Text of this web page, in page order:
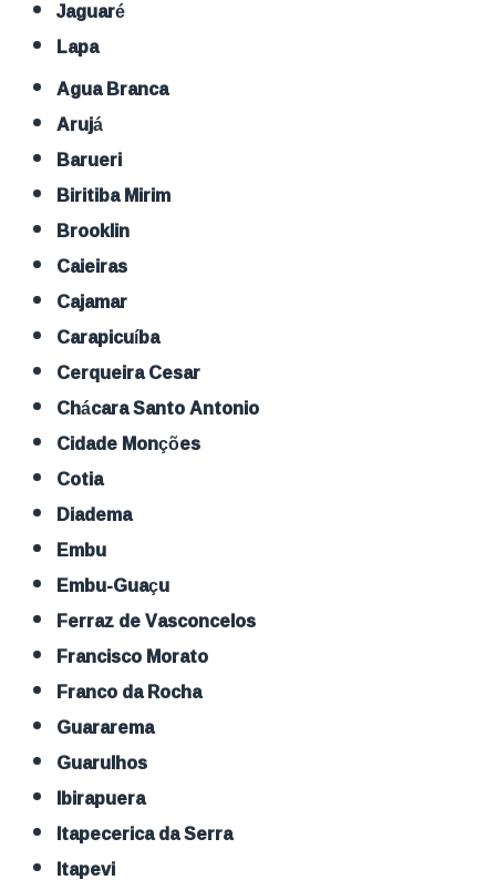
Jaguaré
Lapa
Agua Branca
Arujá
Barueri
Biritiba Mirim
Brooklin
Caieiras
Cajamar
Carapicuíba
Cerqueira Cesar
Chácara Santo Antonio
Cidade Monções
Cotia
Diadema
Embu
Embu-Guaçu
Ferraz de Vasconcelos
Francisco Morato
Franco da Rocha
Guararema
Guarulhos
Ibirapuera
Itapecerica da Serra
Itapevi